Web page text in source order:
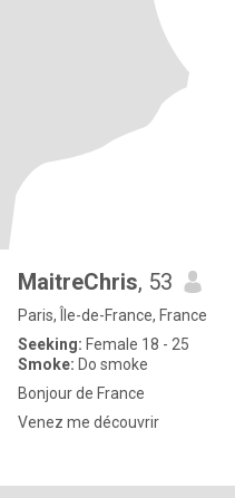
MaitreChris, 53
Paris, Île-de-France, France
Seeking: Female 18 - 25
Smoke: Do smoke
Bonjour de France
Venez me découvrir